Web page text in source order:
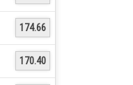
174.66
170.40